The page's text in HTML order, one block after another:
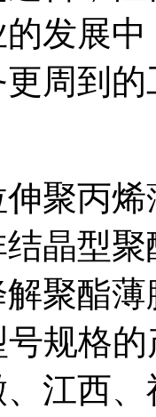
发展
周到
聚丙
晶型
聚酯
规格
江西